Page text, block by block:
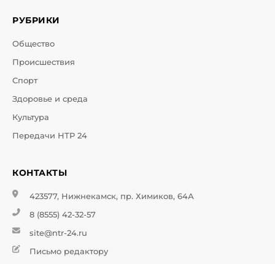
РУБРИКИ
Общество
Происшествия
Спорт
Здоровье и среда
Культура
Передачи НТР 24
КОНТАКТЫ
423577, Нижнекамск, пр. Химиков, 64А
8 (8555) 42-32-57
site@ntr-24.ru
Письмо редактору